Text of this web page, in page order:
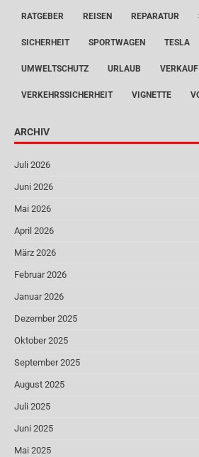
RATGEBER REISEN REPARATUR
SICHERHEIT SPORTWAGEN TESLA
UMWELTSCHUTZ URLAUB VERKAUF
VERKEHRSSICHERHEIT VIGNETTE
ARCHIV
Juli 2026
Juni 2026
Mai 2026
April 2026
März 2026
Februar 2026
Januar 2026
Dezember 2025
Oktober 2025
September 2025
August 2025
Juli 2025
Juni 2025
Mai 2025